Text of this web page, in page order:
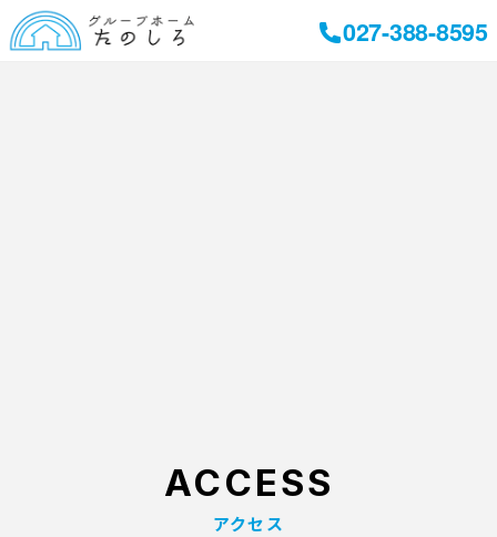
027-388-8595
ACCESS
アクセス